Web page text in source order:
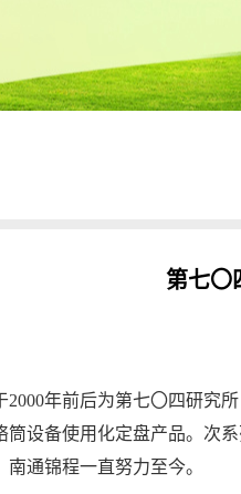
第七〇
2000年前后为第七〇四研究
筒设备使用化定盘产品。次
通锦程一直努力至今。